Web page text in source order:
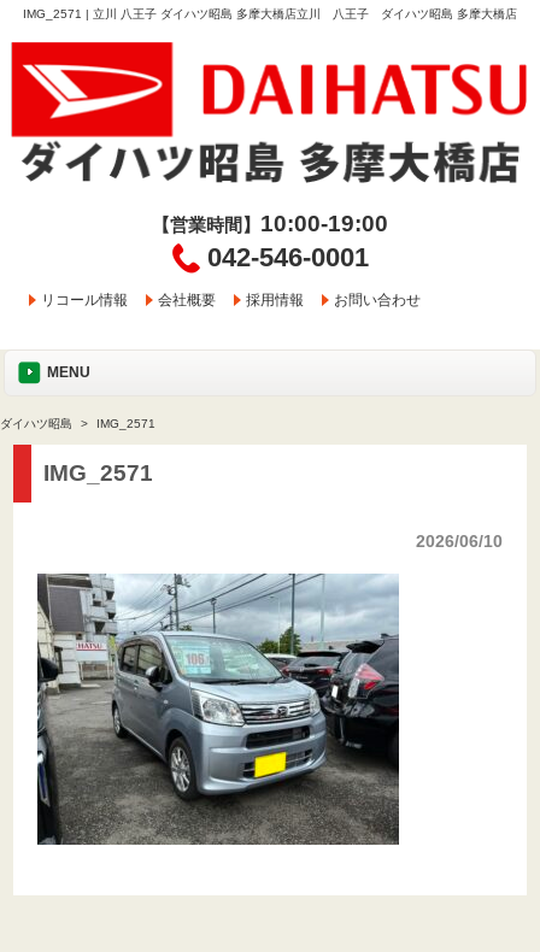
IMG_2571 | 立川 八王子 ダイハツ昭島 多摩大橋店立川 八王子 ダイハツ昭島 多摩大橋店
【営業時間】 10:00-19:00
042-546-0001
リコール情報 会社概要 採用情報 お問い合わせ
MENU
ダイハツ昭島 IMG_2571
IMG_2571
2026/06/10